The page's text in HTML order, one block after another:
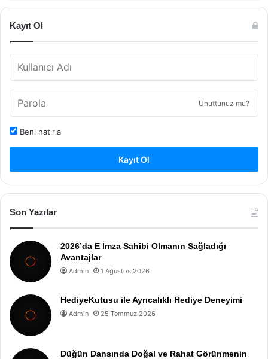
Kayıt Ol
Unuttunuz mu?
Beni hatırla
Kayıt Ol
Son Yazılar
2026’da E İmza Sahibi Olmanın Sağladığı
Avantajlar
Admin 1 Ağustos 2026
HediyeKutusu ile Ayrıcalıklı Hediye Deneyimi
Admin 25 Temmuz 2026
Düğün Dansında Doğal ve Rahat Görünmenin